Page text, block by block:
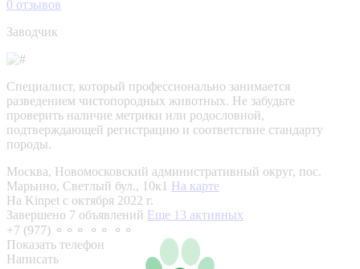
0 отзывов
Заводчик
Специалист, который профессионально занимается
разведением чистопородных животных. Не забудьте
проверить наличие метрики или родословной,
подтверждающей регистрацию и соответствие стандарту
породы.
Москва, Новомосковский административный округ, пос.
Марьино, Светлый бул., 10к1 На карте
На Kinpet c октября 2022 г.
Завершено 7 объявлений Еще 13 активных
+7 (977) ⚬⚬⚬ ⚬⚬ ⚬⚬
Показать телефон
Написать